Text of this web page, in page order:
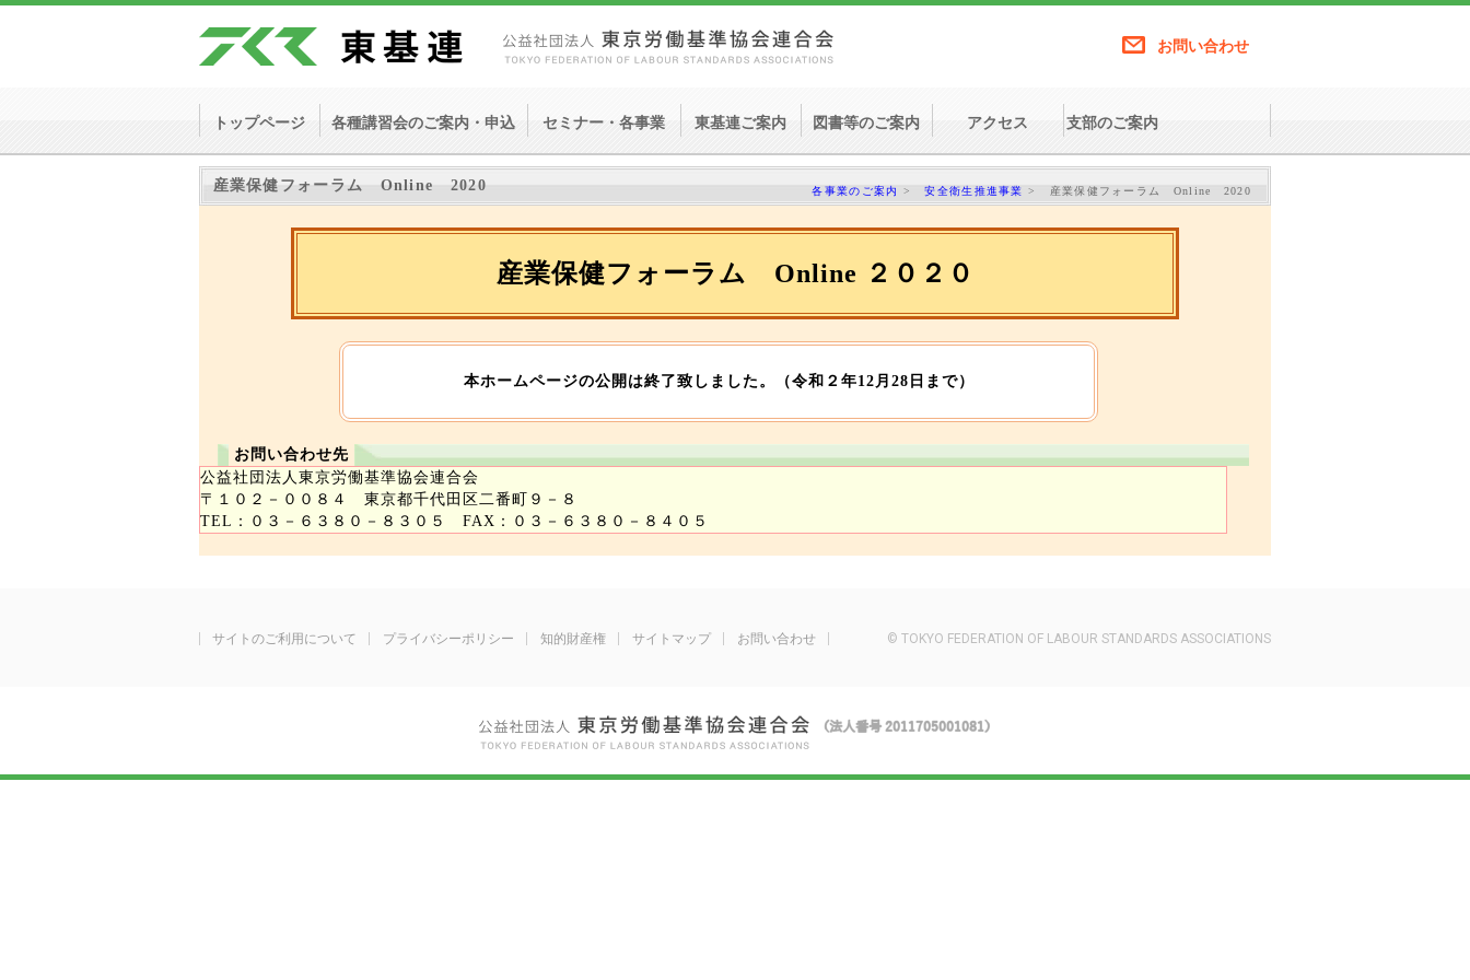
お問い合わせ
トップページ 各種講習会のご案内・申込 セミナー・各事業 東基連ご案内 図書等のご案内 アクセス 支部のご案内
各事業のご案内 > 安全衛生推進事業 > 産業保健フォーラム Online 2020
産業保健フォーラム Online 2020
産業保健フォーラム Online ２０２０
本ホームページの公開は終了致しました。（令和２年12月28日まで）
お問い合わせ先
公益社団法人東京労働基準協会連合会
〒１０２－００８４ 東京都千代田区二番町９－８
TEL：０３－６３８０－８３０５ FAX：０３－６３８０－８４０５
サイトのご利用について プライバシーポリシー 知的財産権 サイトマップ お問い合わせ © TOKYO FEDERATION OF LABOUR STANDARDS ASSOCIATIONS